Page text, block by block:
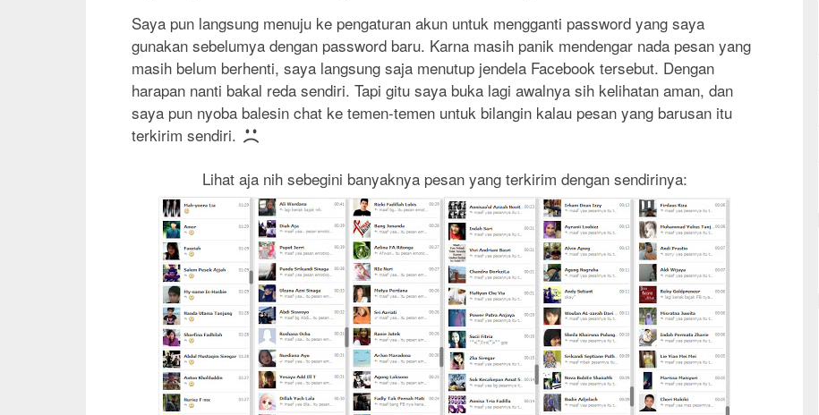
Saya pun langsung menuju ke pengaturan akun untuk mengganti password yang saya
gunakan sebelumya dengan password baru. Karna masih panik mendengar nada pesan yang
masih belum berhenti, saya langsung saja menutup jendela Facebook tersebut. Dengan
harapan nanti bakal reda sendiri. Tapi gitu saya buka lagi awalnya sih kelihatan aman, dan
saya pun nyoba balesin chat ke temen-temen untuk bilangin kalau pesan yang barusan itu
terkirim sendiri.
Lihat aja nih sebegini banyaknya pesan yang terkirim dengan sendirinya: